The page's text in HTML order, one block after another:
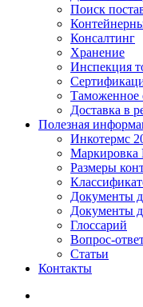
Поиск
Консалтинг
Хранение
Инспекция
Таможенное
Доставка в
Полезная
Инкотермс
Маркировка
Размеры
Документы
Документы
Глоссарий
Вопрос-
Статьи
Контакты